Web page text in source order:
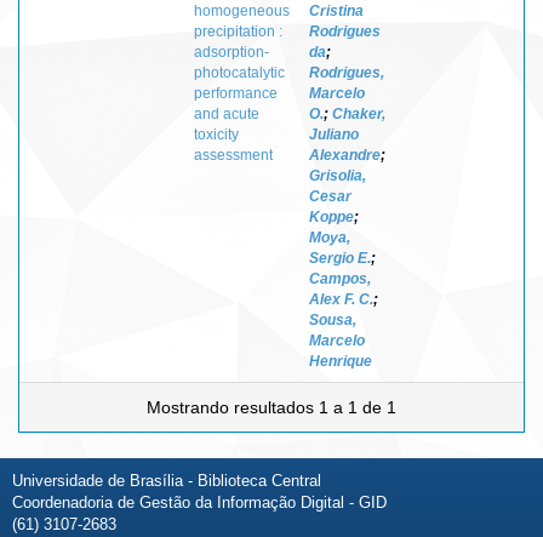
homogeneous
precipitation :
adsorption-
photocatalytic
performance
and acute
toxicity
assessment
Cristina
Rodrigues
da;
Rodrigues,
Marcelo
O.; Chaker,
Juliano
Alexandre;
Grisolia,
Cesar
Koppe;
Moya,
Sergio E.;
Campos,
Alex F. C.;
Sousa,
Marcelo
Henrique
Mostrando resultados 1 a 1 de 1
Universidade de Brasília - Biblioteca Central
Coordenadoria de Gestão da Informação Digital - GID
(61) 3107-2683